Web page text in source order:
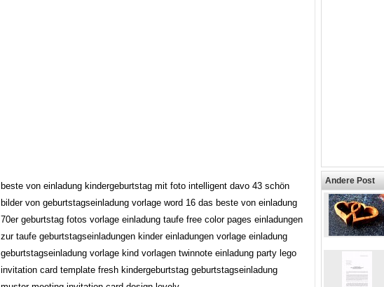
beste von einladung kindergeburtstag mit foto intelligent davo 43 schön
bilder von geburtstagseinladung vorlage word 16 das beste von einladung
70er geburtstag fotos vorlage einladung taufe free color pages einladungen
zur taufe geburtstagseinladungen kinder einladungen vorlage einladung
geburtstagseinladung vorlage kind vorlagen twinnote einladung party lego
invitation card template fresh kindergeburtstag geburtstagseinladung
Andere Post